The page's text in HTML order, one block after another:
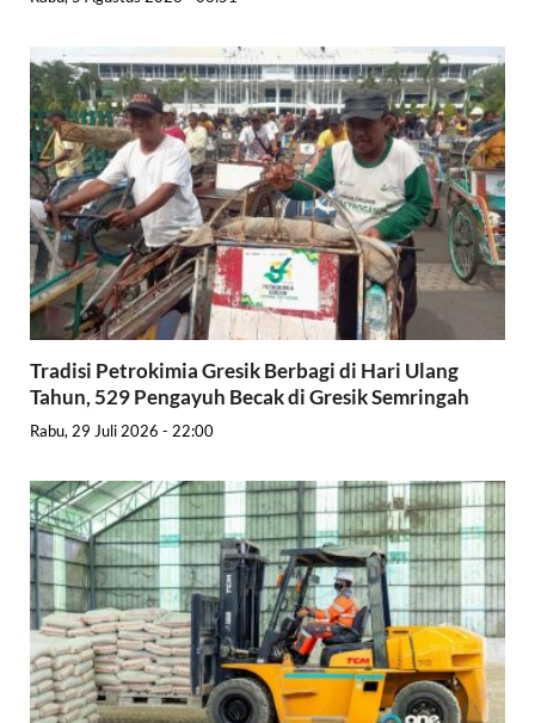
Tradisi Petrokimia Gresik Berbagi di Hari Ulang
Tahun, 529 Pengayuh Becak di Gresik Semringah
Rabu, 29 Juli 2026 - 22:00